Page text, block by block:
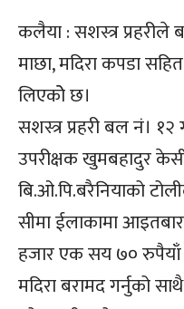
कलैया : सशस्त्र प्रहरीले
माछा, मदिरा कपडा
लिएकोे छ।
सशस्त्र प्रहरी बल नं।
उपरीक्षक खुमबहादुर
बि.ओ.पि.बरैनियाको
सीमा ईलाकामा
हजार एक सय ७० रुपैयाँ
मदिरा बरामद गर्नुको